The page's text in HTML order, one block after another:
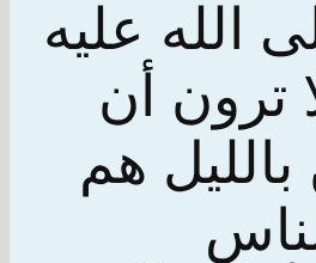
الله عليه
ترون أن
بالليل هم